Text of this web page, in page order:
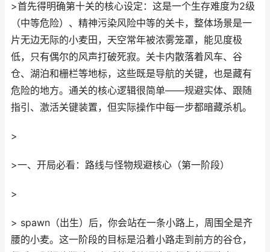
>首先得明确第十关的核心设定：这是一个生存难度为2级
（中等危险）、精神污染风险中等的关卡，整体场景是一
片无边无际的小麦田，天空常年被浓雾笼罩，能见度极
低，只有偶尔的风声打破死寂。关卡内散落着风车、谷
仓、湖泊和栅栏等地标，这些既是导航的关键，也是藏有
危险的地方。通关的核心逻辑很简单——规避实体、跟随
指引、激活关键装置，但实际操作中每一步都暗藏杀机。
>
>一、开局必看：路线与怪物规避核心（第一阶段）
>
> spawn（出生）后，你会站在一条小路上，周围全是齐
腰的小麦。这一阶段的目标是沿着小路走到前方的谷仓，